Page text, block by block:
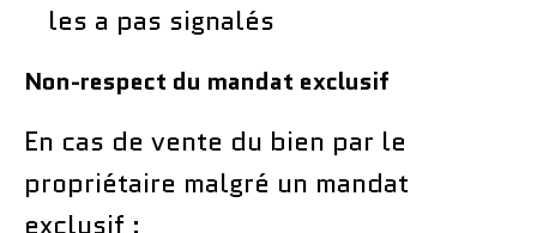
les a pas signalés
Non-respect du mandat exclusif
En cas de vente du bien par le
propriétaire malgré un mandat
exclusif :